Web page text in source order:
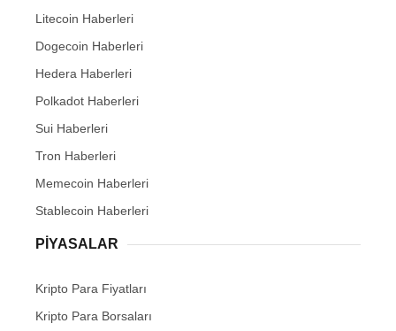
Litecoin Haberleri
Dogecoin Haberleri
Hedera Haberleri
Polkadot Haberleri
Sui Haberleri
Tron Haberleri
Memecoin Haberleri
Stablecoin Haberleri
PIYASALAR
Kripto Para Fiyatları
Kripto Para Borsaları